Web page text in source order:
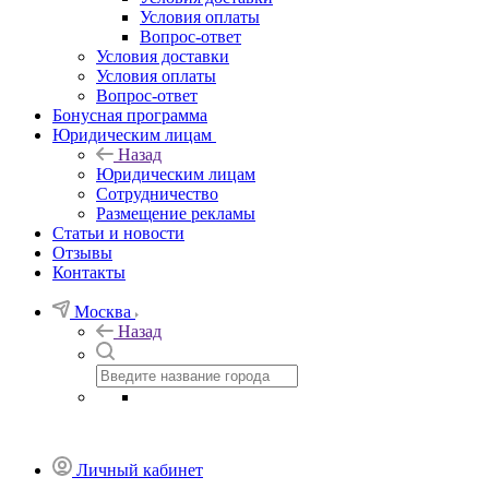
Условия оплаты
Вопрос-ответ
Условия доставки
Условия оплаты
Вопрос-ответ
Бонусная программа
Юридическим лицам
Назад
Юридическим лицам
Сотрудничество
Размещение рекламы
Статьи и новости
Отзывы
Контакты
Москва
Назад
Личный кабинет